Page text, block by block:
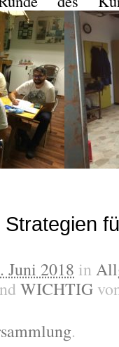
Juni 2018 in
WICHTIG
.